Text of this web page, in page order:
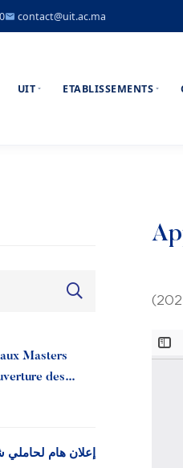
contact@uit.ac.ma
UIT ETABLISSEMENTS
Masters
des
إعلان هام لحاملي